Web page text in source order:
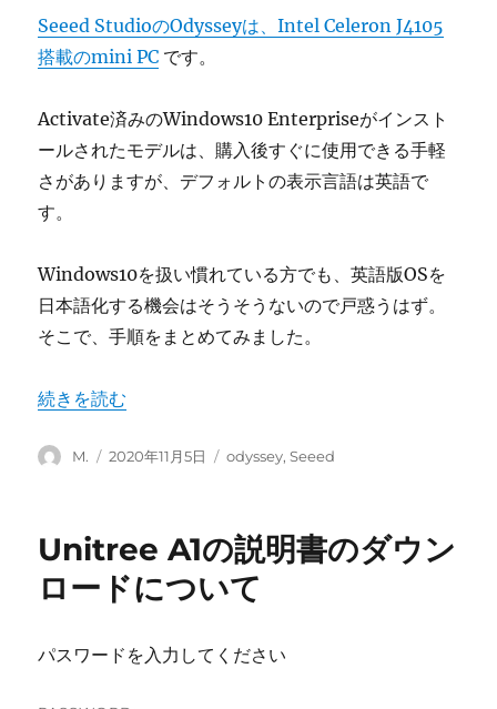
Seeed StudioのOdysseyは、Intel Celeron J4105
搭載のmini PC です。
Activate済みのWindows10 Enterpriseがインスト
ールされたモデルは、購入後すぐに使用できる手軽
さがありますが、デフォルトの表示言語は英語で
す。
Windows10を扱い慣れている方でも、英語版OSを
日本語化する機会はそうそうないので戸惑うはず。
そこで、手順をまとめてみました。
“Windows10インストール済みのSeeed Odysseyを日本
続きを読む
投
M.
投
2020年11月5日
カ
ー
odyssey,Seeed
Unitree A1の説明書のダウン
ロードについて
パスワードを入力してください